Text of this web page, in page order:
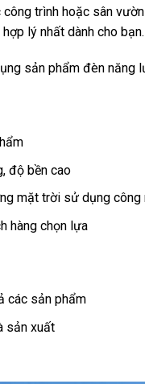
trình hoặc sân
lý nhất dành cho bạn.
sản phẩm đèn năng
độ bền cao
mặt trời sử dụng
hàng chọn lựa
các sản phẩm
sản xuất